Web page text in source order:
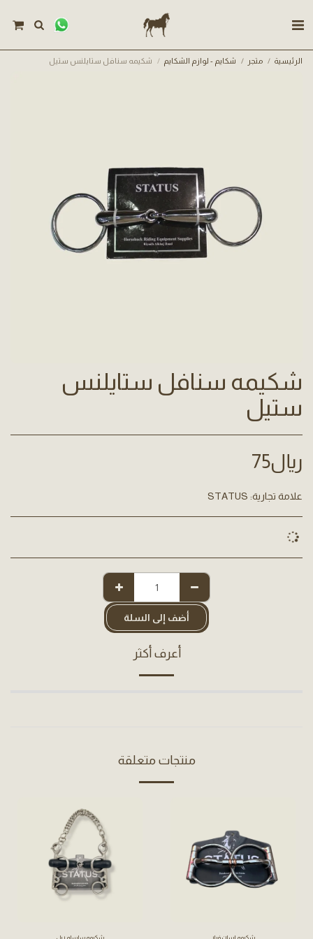
الرئيسية متجر شكايم - لوازم الشكايم شكيمه سنافل ستايلنس ستيل
شكيمه سنافل ستايلنس
ستيل
﷼75
علامة تجارية: STATUS
أضف إلى السلة
أعرف أكثر
منتجات متعلقة
شكيمه لسان فرار شكيمه سلسله ربل